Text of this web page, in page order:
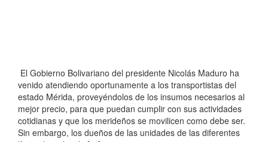
El Gobierno Bolivariano del presidente Nicolás Maduro ha
venido atendiendo oportunamente a los transportistas del
estado Mérida, proveyéndolos de los insumos necesarios al
mejor precio, para que puedan cumplir con sus actividades
cotidianas y que los merideños se movilicen como debe ser.
Sin embargo, los dueños de las unidades de las diferentes